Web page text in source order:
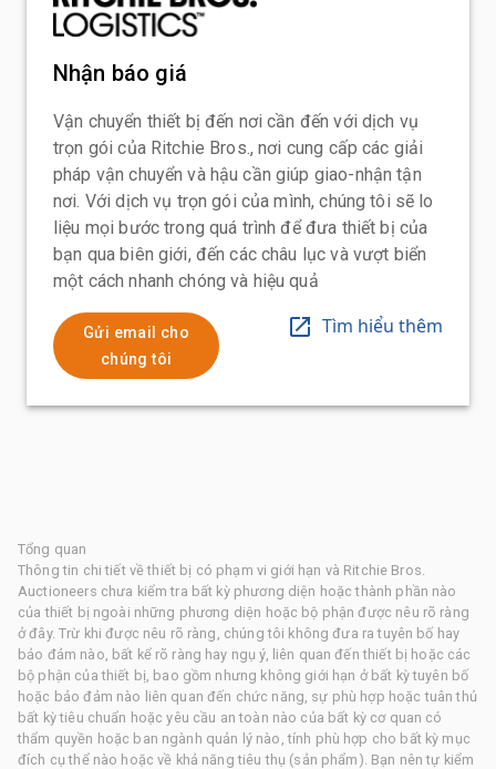
Nhận báo giá
Vận chuyển thiết bị đến nơi cần đến với dịch vụ
trọn gói của Ritchie Bros., nơi cung cấp các giải
pháp vận chuyển và hậu cần giúp giao-nhận tận
nơi. Với dịch vụ trọn gói của mình, chúng tôi sẽ lo
liệu mọi bước trong quá trình để đưa thiết bị của
bạn qua biên giới, đến các châu lục và vượt biển
một cách nhanh chóng và hiệu quả
Gửi email cho
chúng tôi
Tìm hiểu thêm
Tổng quan
Thông tin chi tiết về thiết bị có phạm vi giới hạn và Ritchie Bros.
Auctioneers chưa kiểm tra bất kỳ phương diện hoặc thành phần nào
của thiết bị ngoài những phương diện hoặc bộ phận được nêu rõ ràng
ở đây. Trừ khi được nêu rõ ràng, chúng tôi không đưa ra tuyên bố hay
bảo đảm nào, bất kể rõ ràng hay ngụ ý, liên quan đến thiết bị hoặc các
bộ phận của thiết bị, bao gồm nhưng không giới hạn ở bất kỳ tuyên bố
hoặc bảo đảm nào liên quan đến chức năng, sự phù hợp hoặc tuân thủ
bất kỳ tiêu chuẩn hoặc yêu cầu an toàn nào của bất kỳ cơ quan có
thẩm quyền hoặc ban ngành quản lý nào, tính phù hợp cho bất kỳ mục
đích cụ thể nào hoặc về khả năng tiêu thụ (sản phẩm). Bạn nên tự kiểm